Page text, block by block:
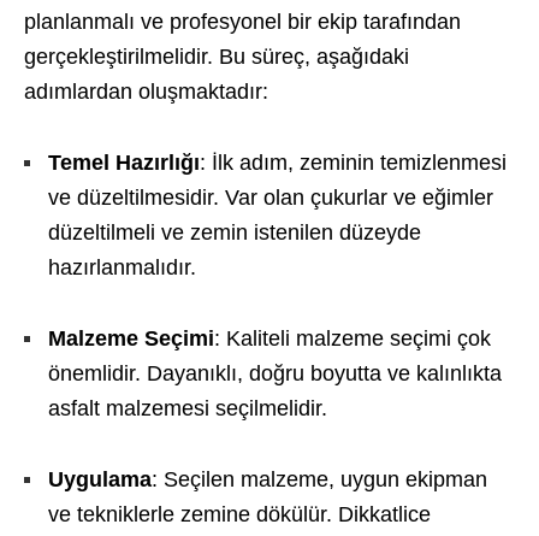
planlanmalı ve profesyonel bir ekip tarafından
gerçekleştirilmelidir. Bu süreç, aşağıdaki
adımlardan oluşmaktadır:
Temel Hazırlığı: İlk adım, zeminin temizlenmesi
ve düzeltilmesidir. Var olan çukurlar ve eğimler
düzeltilmeli ve zemin istenilen düzeyde
hazırlanmalıdır.
Malzeme Seçimi: Kaliteli malzeme seçimi çok
önemlidir. Dayanıklı, doğru boyutta ve kalınlıkta
asfalt malzemesi seçilmelidir.
Uygulama: Seçilen malzeme, uygun ekipman
ve tekniklerle zemine dökülür. Dikkatlice